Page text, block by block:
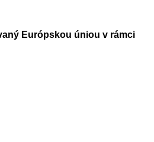
Európskou úniou v rámci